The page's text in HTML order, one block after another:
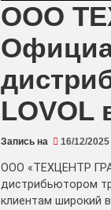
ООО
LOVOL
Запись на 16/12/2025
ООО «ТЕХЦЕНТР
дистрибьютором
клиентам широкий